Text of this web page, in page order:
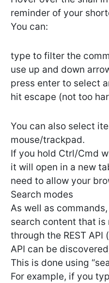
reminder of your
You can:
type to filter the
use up and down
press enter to select
hit escape (not too
You can also select
mouse/trackpad.
If you hold Ctrl/Cmd
it will open in a new
need to allow your
Search modes
As well as
search content that is
through the REST API
API can be
This is done using
For example, if you